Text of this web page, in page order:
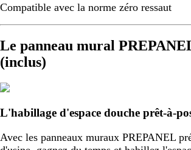
Compatible avec la norme zéro ressaut
Le panneau mural
(inclus)
L'habillage d'espace douche prêt-à-
Avec les panneaux muraux PREPANEL